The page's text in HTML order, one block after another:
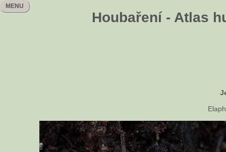
Houbaření - Atlas
MENU